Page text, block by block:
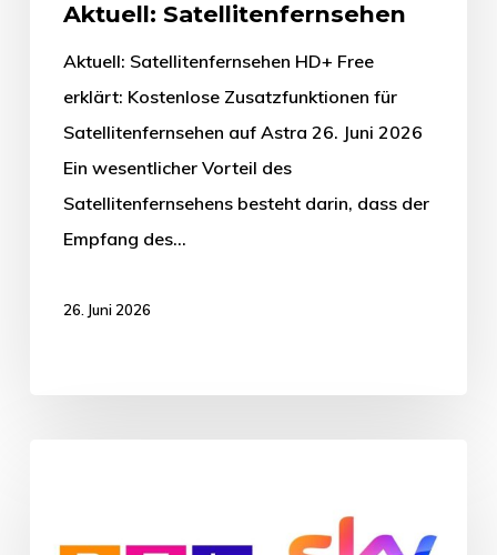
Aktuell: Satellitenfernsehen
Aktuell: Satellitenfernsehen HD+ Free
erklärt: Kostenlose Zusatzfunktionen für
Satellitenfernsehen auf Astra 26. Juni 2026
Ein wesentlicher Vorteil des
Satellitenfernsehens besteht darin, dass der
Empfang des…
26. Juni 2026